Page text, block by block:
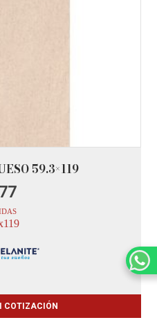
59.3×119
COTIZACIÓN